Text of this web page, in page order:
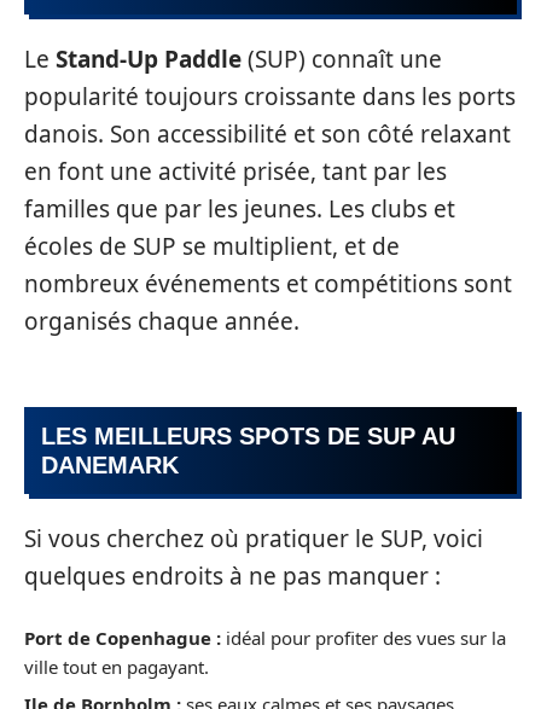
Le Stand-Up Paddle(SUP) connaît une
popularité toujours croissante dans les ports
danois. Son accessibilité et son côté relaxant
en font une activité prisée, tant par les
familles que par les jeunes. Les clubs et
écoles de SUP se multiplient, et de
nombreux événements et compétitions sont
organisés chaque année.
LES MEILLEURS SPOTS DE SUP AU
DANEMARK
Si vous cherchez où pratiquer le SUP, voici
quelques endroits à ne pas manquer :
Port de Copenhague : idéal pour profiter des vues sur la
ville tout en pagayant.